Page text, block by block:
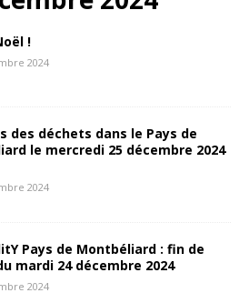
!
2024
des déchets dans le Pays de
le mercredi 25 décembre 2024
2024
Pays de Montbéliard : fin de
mardi 24 décembre 2024
2024